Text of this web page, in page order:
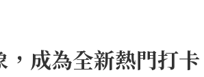
成為全新熱門打卡